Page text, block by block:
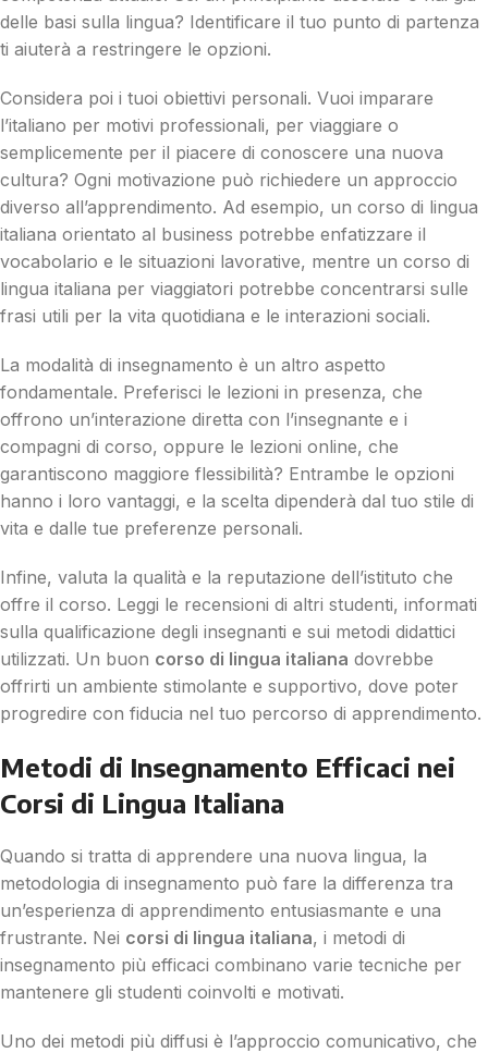
delle basi sulla lingua? Identificare il tuo punto di partenza
ti aiuterà a restringere le opzioni.
Considera poi i tuoi obiettivi personali. Vuoi imparare
l’italiano per motivi professionali, per viaggiare o
semplicemente per il piacere di conoscere una nuova
cultura? Ogni motivazione può richiedere un approccio
diverso all’apprendimento. Ad esempio, un corso di lingua
italiana orientato al business potrebbe enfatizzare il
vocabolario e le situazioni lavorative, mentre un corso di
lingua italiana per viaggiatori potrebbe concentrarsi sulle
frasi utili per la vita quotidiana e le interazioni sociali.
La modalità di insegnamento è un altro aspetto
fondamentale. Preferisci le lezioni in presenza, che
offrono un’interazione diretta con l’insegnante e i
compagni di corso, oppure le lezioni online, che
garantiscono maggiore flessibilità? Entrambe le opzioni
hanno i loro vantaggi, e la scelta dipenderà dal tuo stile di
vita e dalle tue preferenze personali.
Infine, valuta la qualità e la reputazione dell’istituto che
offre il corso. Leggi le recensioni di altri studenti, informati
sulla qualificazione degli insegnanti e sui metodi didattici
utilizzati. Un buon corso di lingua italiana dovrebbe
offrirti un ambiente stimolante e supportivo, dove poter
progredire con fiducia nel tuo percorso di apprendimento.
Metodi di Insegnamento Efficaci nei
Corsi di Lingua Italiana
Quando si tratta di apprendere una nuova lingua, la
metodologia di insegnamento può fare la differenza tra
un’esperienza di apprendimento entusiasmante e una
frustrante. Nei corsi di lingua italiana, i metodi di
insegnamento più efficaci combinano varie tecniche per
mantenere gli studenti coinvolti e motivati.
Uno dei metodi più diffusi è l’approccio comunicativo, che